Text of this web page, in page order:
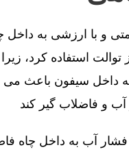
و با ارزشی به داخل
توالت استفاده کرد،
داخل سیفون باعث
و فاضلاب گیر کند
فشار آب به داخل چاه